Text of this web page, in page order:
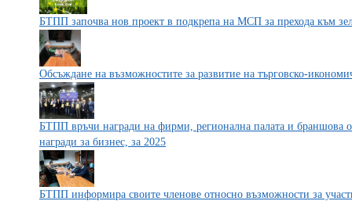
БТПП започва нов проект в подкрепа на МСП за прехода към
Обсъждане на възможностите за развитие на търговско-
БТПП връчи награди на фирми, регионална палата и браншова
награди за бизнес, за 2025
БТПП информира своите членове относно възможности за